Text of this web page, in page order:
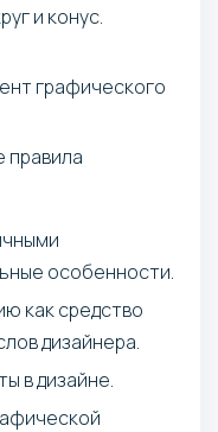
и конус.
графического
правила
особенности.
как средство
дизайнера.
в дизайне.